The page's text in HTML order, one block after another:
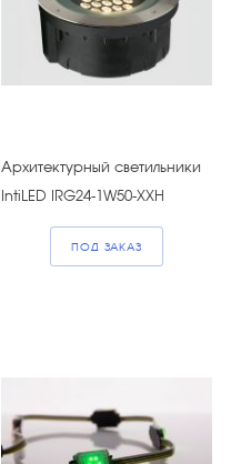
Архитектурный светильники
IntiLED IRG24-1W50-XXH
ПОД ЗАКАЗ